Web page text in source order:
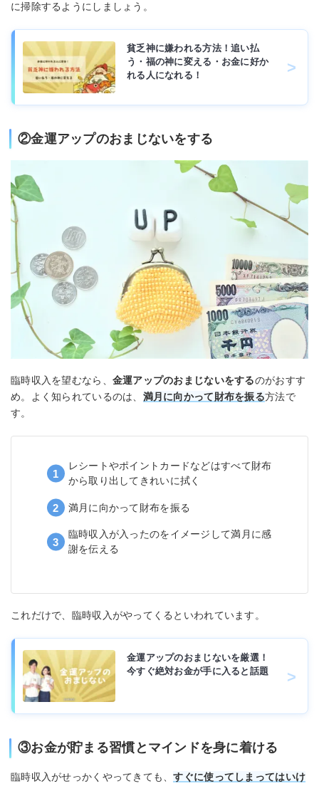
に掃除するようにしましょう。
貧乏神に嫌われる方法！追い払
う・福の神に変える・お金に好か
れる人になれる！
②金運アップのおまじないをする
臨時収入を望むなら、 金運アップのおまじないをするのがおすす
め。よく知られているのは、 満月に向かって財布を振る方法で
す。
レシートやポイントカードなどはすべて財布
から取り出してきれいに拭く
満月に向かって財布を振る
臨時収入が入ったのをイメージして満月に感
謝を伝える
これだけで、臨時収入がやってくるといわれています。
金運アップのおまじないを厳選！
今すぐ絶対お金が手に入ると話題
③お金が貯まる習慣とマインドを身に着ける
臨時収入がせっかくやってきても、すぐに使ってしまってはいけ